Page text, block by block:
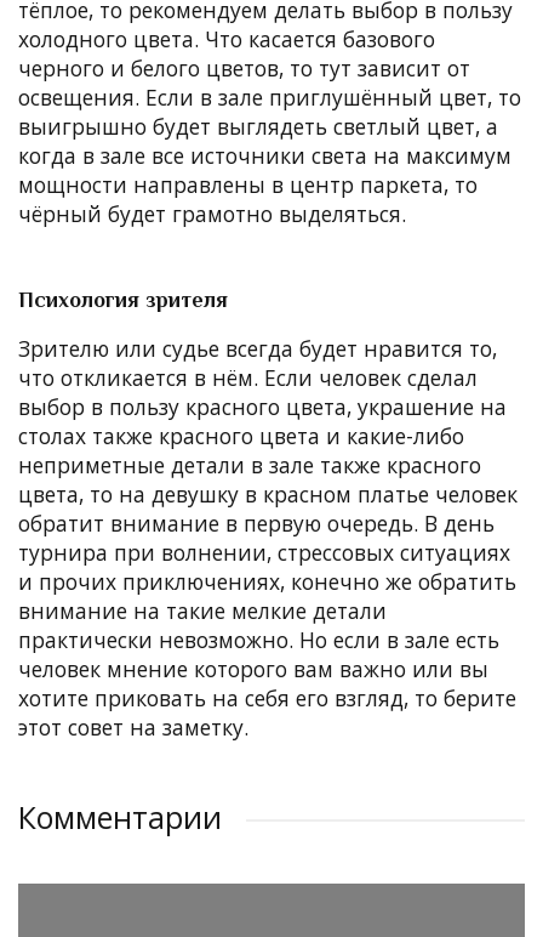
тёплое, то рекомендуем делать выбор в пользу
холодного цвета. Что касается базового
черного и белого цветов, то тут зависит от
освещения. Если в зале приглушённый цвет, то
выигрышно будет выглядеть светлый цвет, а
когда в зале все источники света на максимум
мощности направлены в центр паркета, то
чёрный будет грамотно выделяться.
Психология зрителя
Зрителю или судье всегда будет нравится то,
что откликается в нём. Если человек сделал
выбор в пользу красного цвета, украшение на
столах также красного цвета и какие-либо
неприметные детали в зале также красного
цвета, то на девушку в красном платье человек
обратит внимание в первую очередь. В день
турнира при волнении, стрессовых ситуациях
и прочих приключениях, конечно же обратить
внимание на такие мелкие детали
практически невозможно. Но если в зале есть
человек мнение которого вам важно или вы
хотите приковать на себя его взгляд, то берите
этот совет на заметку.
Комментарии